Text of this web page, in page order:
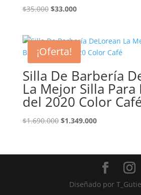
$35.000 El
era:
$35.000.
$33.000El
es:
$33.000.
¡Oferta!
Silla De Barbería
La Mejor Silla
del 2020 Color
$1.690.000 El
era:
$1.349.000El
es:
$1.349.000.
Diseñado por